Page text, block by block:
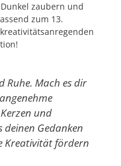
zaubern und
zum 13.
Ruhe. Mach es dir
und
Gedanken
Kreativität fördern